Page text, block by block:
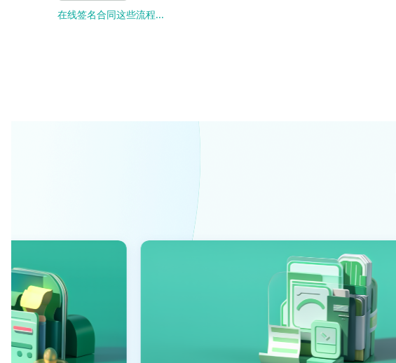
在线签名合同这些流程...